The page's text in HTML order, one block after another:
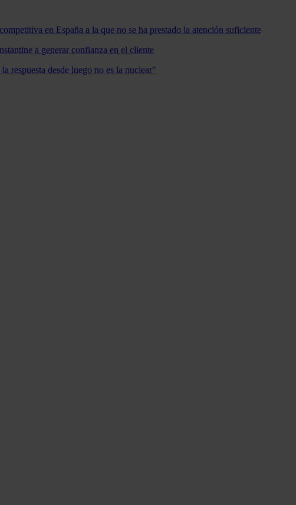
en España a la que no se ha prestado la atención suficiente
a generar confianza en el cliente
respuesta desde luego no es la nuclear"